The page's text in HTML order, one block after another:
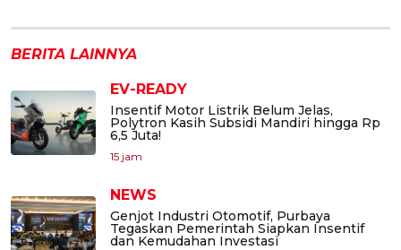
BERITA LAINNYA
EV-READY
Insentif Motor Listrik Belum Jelas,
Polytron Kasih Subsidi Mandiri hingga Rp
6,5 Juta!
15 jam
NEWS
Genjot Industri Otomotif, Purbaya
Tegaskan Pemerintah Siapkan Insentif
dan Kemudahan Investasi